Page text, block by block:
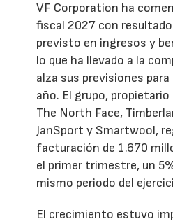
VF Corporation ha
fiscal 2027 con
previsto en ingresos y
lo que ha llevado a la
alza sus previsiones
año. El grupo,
The North Face,
JanSport y Smartwool,
facturación de 1.670
el primer trimestre, un
mismo periodo del
El crecimiento estuvo